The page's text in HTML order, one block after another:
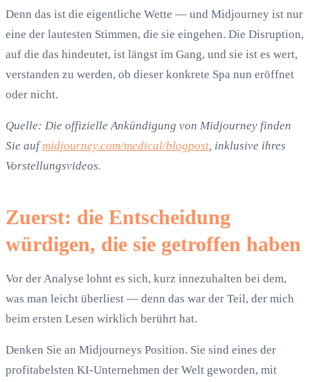
Denn das ist die eigentliche Wette — und Midjourney ist nur
eine der lautesten Stimmen, die sie eingehen. Die Disruption,
auf die das hindeutet, ist längst im Gang, und sie ist es wert,
verstanden zu werden, ob dieser konkrete Spa nun eröffnet
oder nicht.
Quelle: Die offizielle Ankündigung von Midjourney finden
Sie aufmidjourney.com/medical/blogpost , inklusive ihres
Vorstellungsvideos.
Zuerst: die Entscheidung
würdigen, die sie getroffen haben
Vor der Analyse lohnt es sich, kurz innezuhalten bei dem,
was man leicht überliest — denn das war der Teil, der mich
beim ersten Lesen wirklich berührt hat.
Denken Sie an Midjourneys Position. Sie sind eines der
profitabelsten KI-Unternehmen der Welt geworden, mit